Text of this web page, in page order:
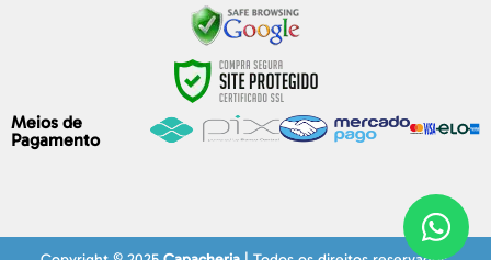
Meios de
Pagamento